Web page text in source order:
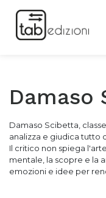
Damaso
Damaso Scibetta,
analizza e giudica tutto
Il critico non spiega
mentale, la scopre e la
emozioni e idee per